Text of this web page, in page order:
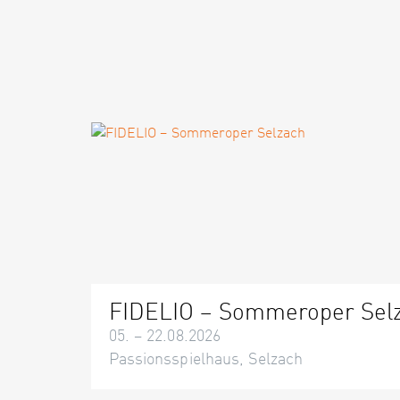
FIDELIO – Sommeroper
05. – 22.08.2026
Passionsspielhaus, Selzach